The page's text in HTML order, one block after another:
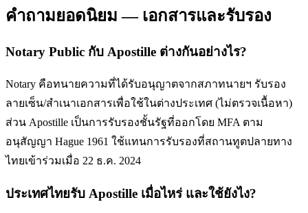
คำถามยอดนิยม — เอกสารและรับรอง
Notary Public กับ Apostille ต่างกันอย่างไร?
Notary คือทนายความที่ได้รับอนุญาตจากสภาทนายฯ รับรอง
ลายเซ็น/สำเนาเอกสารเพื่อใช้ในต่างประเทศ (ไม่ตรวจเนื้อหา)
ส่วน Apostille เป็นการรับรองชั้นรัฐที่ออกโดย MFA ตาม
อนุสัญญา Hague 1961 ใช้แทนการรับรองที่สถานทูตปลายทาง
ไทยเข้าร่วมเมื่อ 22 ธ.ค. 2024
ประเทศไทยรับ Apostille เมื่อไหร่ และใช้ยังไง?